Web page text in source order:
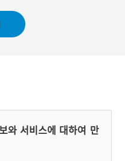
시래기 등과 함께 끓여낸 것
이 특징으로 남원시의 향토
음식이다.
#남원 가볼만한곳
와 서비스에 대하여 만